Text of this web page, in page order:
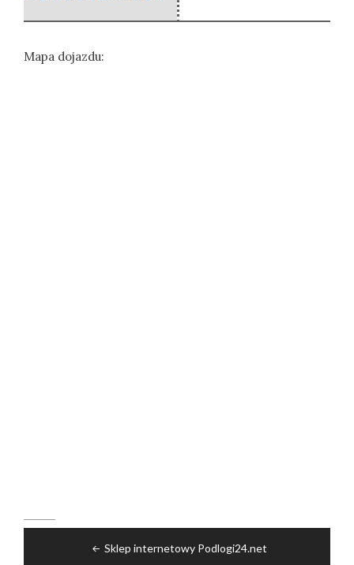
Mapa dojazdu:
Sklep internetowy Podlogi24.net